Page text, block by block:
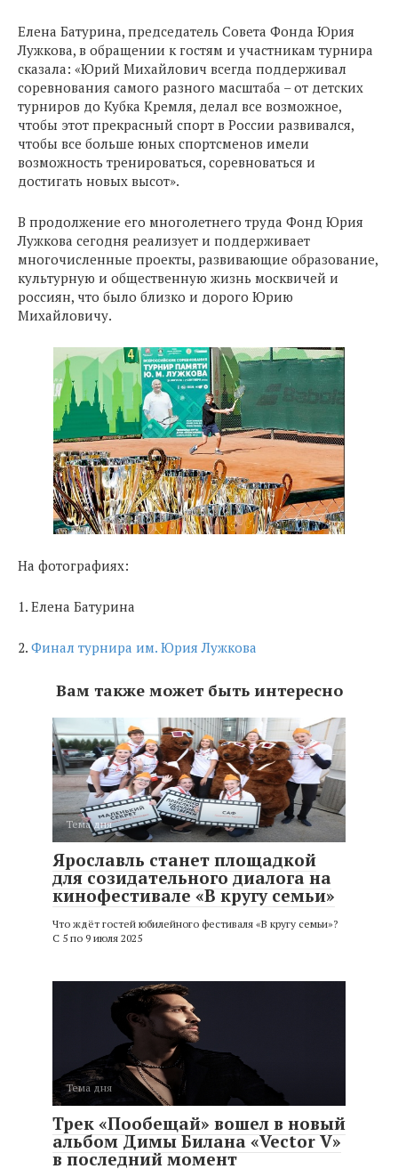
Елена Батурина, председатель Совета Фонда Юрия
Лужкова, в обращении к гостям и участникам турнира
сказала: «Юрий Михайлович всегда поддерживал
соревнования самого разного масштаба – от детских
турниров до Кубка Кремля, делал все возможное,
чтобы этот прекрасный спорт в России развивался,
чтобы все больше юных спортсменов имели
возможность тренироваться, соревноваться и
достигать новых высот».
В продолжение его многолетнего труда Фонд Юрия
Лужкова сегодня реализует и поддерживает
многочисленные проекты, развивающие образование,
культурную и общественную жизнь москвичей и
россиян, что было близко и дорого Юрию
Михайловичу.
На фотографиях:
1. Елена Батурина
2. Финал турнира им. Юрия Лужкова
Вам также может быть интересно
Тема дня
Ярославль станет площадкой
для созидательного диалога на
кинофестивале «В кругу семьи»
Что ждёт гостей юбилейного фестиваля «В кругу семьи»?
С 5 по 9 июля 2025
Тема дня
Трек «Пообещай» вошел в новый
альбом Димы Билана «Vector V»
в последний момент